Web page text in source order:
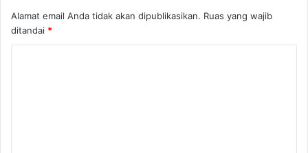
Alamat email Anda tidak akan dipublikasikan. Ruas yang wajib
ditandai *